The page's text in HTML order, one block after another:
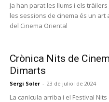
Ja han parat les llums i els
les sessions de cinema és un art
del Cinema Oriental
Crònica Nits de
Dimarts
Sergi Soler - 23 de juliol de 2024
La canícula arriba i el Festival